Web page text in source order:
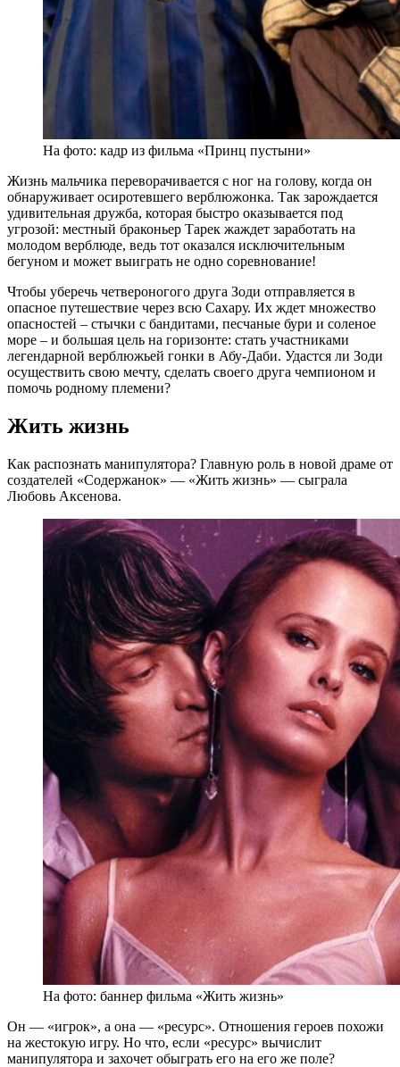
На фото: кадр из фильма «Принц пустыни»
Жизнь мальчика переворачивается с ног на голову, когда он
обнаруживает осиротевшего верблюжонка. Так зарождается
удивительная дружба, которая быстро оказывается под
угрозой: местный браконьер Тарек жаждет заработать на
молодом верблюде, ведь тот оказался исключительным
бегуном и может выиграть не одно соревнование!
Чтобы уберечь четвероногого друга Зоди отправляется в
опасное путешествие через всю Сахару. Их ждет множество
опасностей – стычки с бандитами, песчаные бури и соленое
море – и большая цель на горизонте: стать участниками
легендарной верблюжьей гонки в Абу-Даби. Удастся ли Зоди
осуществить свою мечту, сделать своего друга чемпионом и
помочь родному племени?
Жить жизнь
Как распознать манипулятора? Главную роль в новой драме от
создателей «Содержанок» — «Жить жизнь» — сыграла
Любовь Аксенова.
На фото: баннер фильма «Жить жизнь»
Он — «игрок», а она — «ресурс». Отношения героев похожи
на жестокую игру. Но что, если «ресурс» вычислит
манипулятора и захочет обыграть его на его же поле?